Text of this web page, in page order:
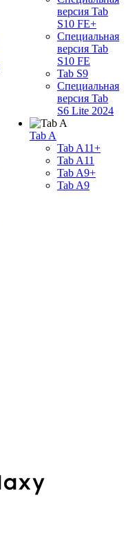
версия Tab
S10 FE+
Специальная
версия Tab
S10 FE
Tab S9
Специальная
версия Tab
S6 Lite 2024
Tab A
Tab A11+
Tab A11
Tab A9+
Tab A9